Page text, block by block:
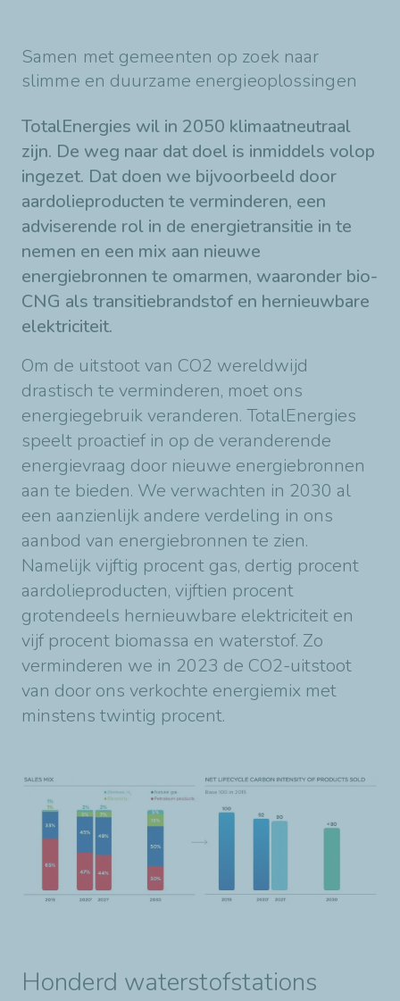
Samen met gemeenten op zoek naar
slimme en duurzame energieoplossingen
TotalEnergies wil in 2050 klimaatneutraal
zijn. De weg naar dat doel is inmiddels volop
ingezet. Dat doen we bijvoorbeeld door
aardolieproducten te verminderen, een
adviserende rol in de energietransitie in te
nemen en een mix aan nieuwe
energiebronnen te omarmen, waaronder bio-
CNG als transitiebrandstof en hernieuwbare
elektriciteit.
Om de uitstoot van CO2 wereldwijd
drastisch te verminderen, moet ons
energiegebruik veranderen. TotalEnergies
speelt proactief in op de veranderende
energievraag door nieuwe energiebronnen
aan te bieden. We verwachten in 2030 al
een aanzienlijk andere verdeling in ons
aanbod van energiebronnen te zien.
Namelijk vijftig procent gas, dertig procent
aardolieproducten, vijftien procent
grotendeels hernieuwbare elektriciteit en
vijf procent biomassa en waterstof. Zo
verminderen we in 2023 de CO2-uitstoot
van door ons verkochte energiemix met
minstens twintig procent.
Honderd waterstofstations